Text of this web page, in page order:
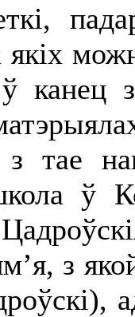
канец
з тае
ў
з